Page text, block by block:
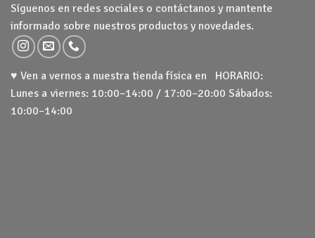
Síguenos en redes sociales o contáctanos y mantente
informado sobre nuestros productos y novedades.
♥ Ven a vernos a nuestra tienda física en HORARIO:
Lunes a viernes: 10:00–14:00 / 17:00–20:00 Sábados:
10:00–14:00